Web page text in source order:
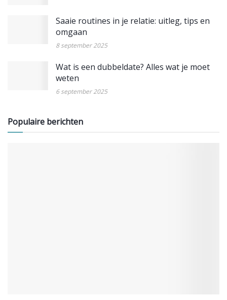
Saaie routines in je relatie: uitleg, tips en
omgaan
8 september 2025
Wat is een dubbeldate? Alles wat je moet
weten
6 september 2025
Populaire berichten